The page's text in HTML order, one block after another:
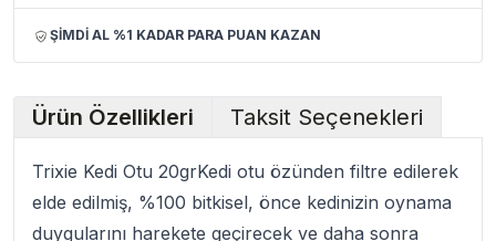
ŞİMDİ AL %1 KADAR PARA PUAN KAZAN
Ürün Özellikleri Taksit Seçenekleri
Trixie Kedi Otu 20grKedi otu özünden filtre edilerek
elde edilmiş, %100 bitkisel, önce kedinizin oynama
duygularını harekete geçirecek ve daha sonra